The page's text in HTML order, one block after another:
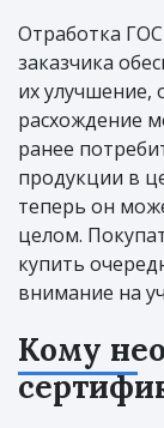
Отработка
заказчика
их улучшение,
расхождение
ранее
продукции в
теперь он
целом.
купить
внимание на
Кому